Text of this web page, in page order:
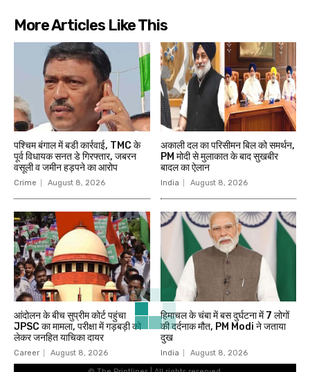
More Articles Like This
पश्चिम बंगाल में बडी कार्रवाई, TMC के
पूर्व विधायक सनत डे गिरफ्तार, जबरन
वसूली व जमीन हड़पने का आरोप
Crime August 8, 2026
अकाली दल का परिसीमन बिल को समर्थन,
PM मोदी से मुलाकात के बाद सुखबीर
बादल का ऐलान
India August 8, 2026
आंदोलन के बीच सुप्रीम कोर्ट पहुंचा
JPSC का मामला, परीक्षा में गड़बड़ी को
लेकर जनहित याचिका दायर
Career August 8, 2026
हिमाचल के चंबा में बस दुर्घटना में 7 लोगों
की दर्दनाक मौत, PM Modi ने जताया
दुख
India August 8, 2026